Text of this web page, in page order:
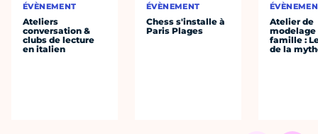
ÉVÈNEMENT
Ateliers
conversation &
clubs de lecture
en italien
ÉVÈNEMENT
Chess s'installe à
Paris Plages
Atelier de
modelage
famille :
de la